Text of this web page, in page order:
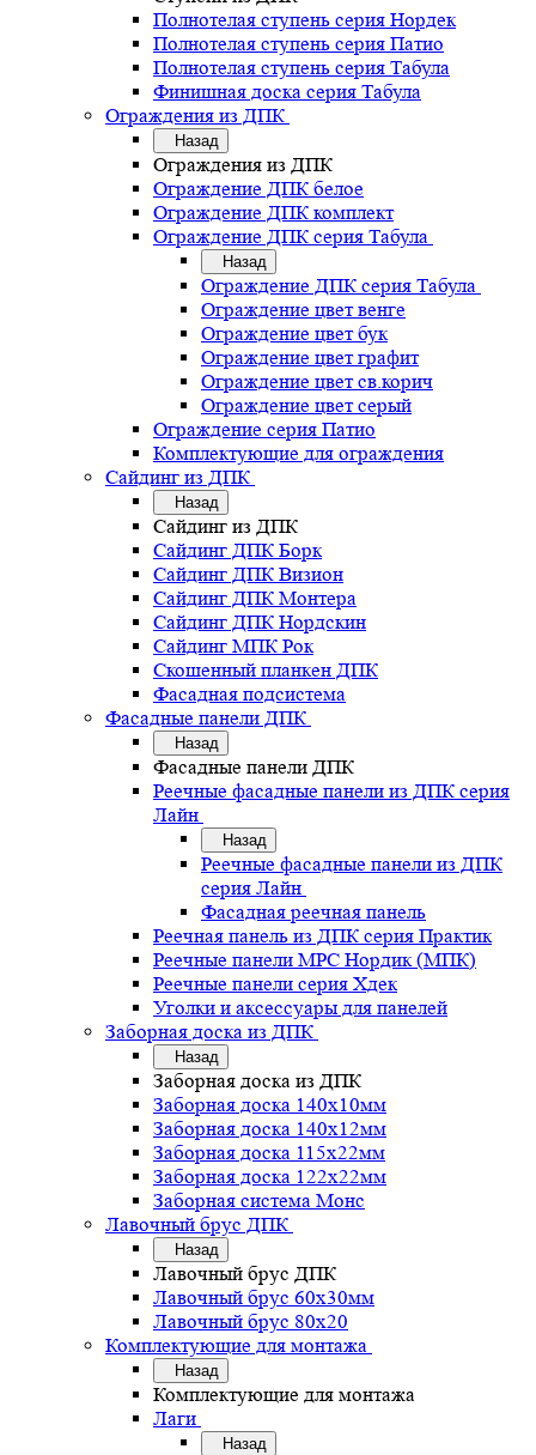
Полнотелая ступень серия Нордек
Полнотелая ступень серия Патио
Полнотелая ступень серия Табула
Финишная доска серия Табула
Ограждения из ДПК
Назад
Ограждения из ДПК
Ограждение ДПК белое
Ограждение ДПК комплект
Ограждение ДПК серия Табула
Назад
Ограждение ДПК серия Табула
Ограждение цвет венге
Ограждение цвет бук
Ограждение цвет графит
Ограждение цвет св.корич
Ограждение цвет серый
Ограждение серия Патио
Комплектующие для ограждения
Сайдинг из ДПК
Назад
Сайдинг из ДПК
Сайдинг ДПК Борк
Сайдинг ДПК Визион
Сайдинг ДПК Монтера
Сайдинг ДПК Нордскин
Сайдинг МПК Рок
Скошенный планкен ДПК
Фасадная подсистема
Фасадные панели ДПК
Назад
Фасадные панели ДПК
Реечные фасадные панели из ДПК серия
Лайн
Назад
Реечные фасадные панели из ДПК
серия Лайн
Фасадная реечная панель
Реечная панель из ДПК серия Практик
Реечные панели MPC Нордик (МПК)
Реечные панели серия Хдек
Уголки и аксессуары для панелей
Заборная доска из ДПК
Назад
Заборная доска из ДПК
Заборная доска 140х10мм
Заборная доска 140х12мм
Заборная доска 115х22мм
Заборная доска 122х22мм
Заборная система Монс
Лавочный брус ДПК
Назад
Лавочный брус ДПК
Лавочный брус 60х30мм
Лавочный брус 80х20
Комплектующие для монтажа
Назад
Комплектующие для монтажа
Лаги
Назад